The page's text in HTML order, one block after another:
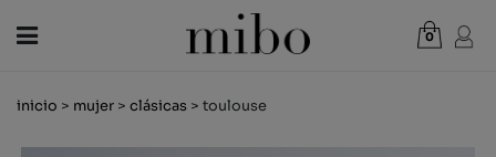
0
VER CESTA
inicio > mujer > clásicas > toulouse